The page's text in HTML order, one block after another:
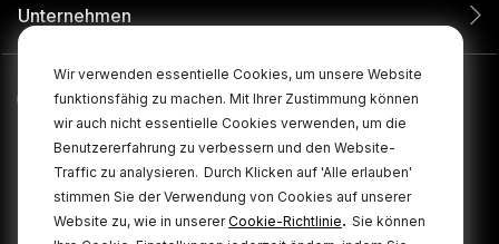
Wir verwenden essentielle Cookies, um unsere Website
funktionsfähig zu machen. Mit Ihrer Zustimmung können
wir auch nicht essentielle Cookies verwenden, um die
Benutzererfahrung zu verbessern und den Website-
Traffic zu analysieren. Durch Klicken auf 'Alle erlauben'
stimmen Sie der Verwendung von Cookies auf unserer
Website zu, wie in unsererCookie-Richtlinie. Sie können
Unternehmen